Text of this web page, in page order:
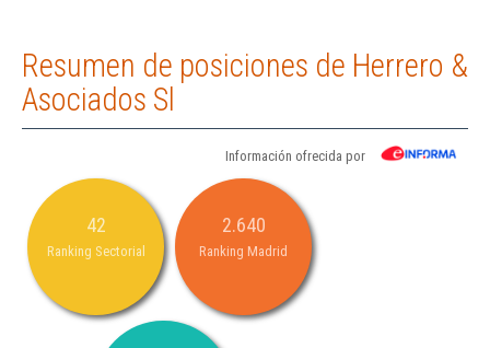
Resumen de posiciones de Herrero &
Asociados Sl
Información ofrecida por
42
Ranking Sectorial
2.640
Ranking Madrid